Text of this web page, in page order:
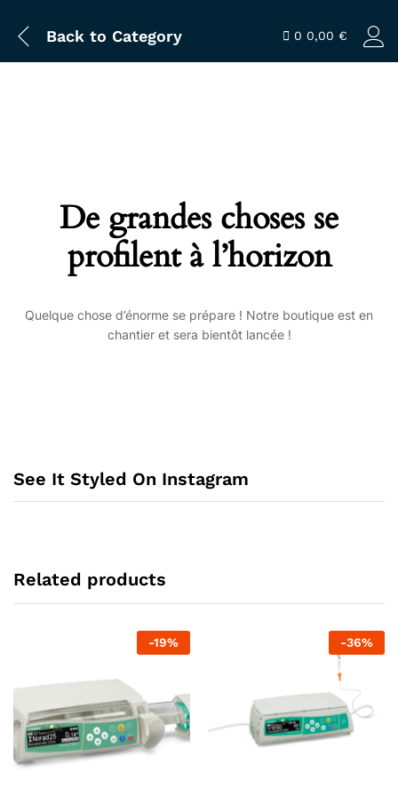
Back to Category 0 0,00 €
De grandes choses se
profilent à l’horizon
Quelque chose d’énorme se prépare ! Notre boutique est en
chantier et sera bientôt lancée !
See It Styled On Instagram
Related products
-19% -36%